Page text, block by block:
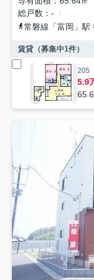
総戸数
-
常磐線 「富岡 」
賃貸（募集中1件）
205
5.9